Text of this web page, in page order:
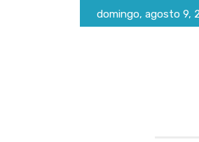
domingo, agosto 9,